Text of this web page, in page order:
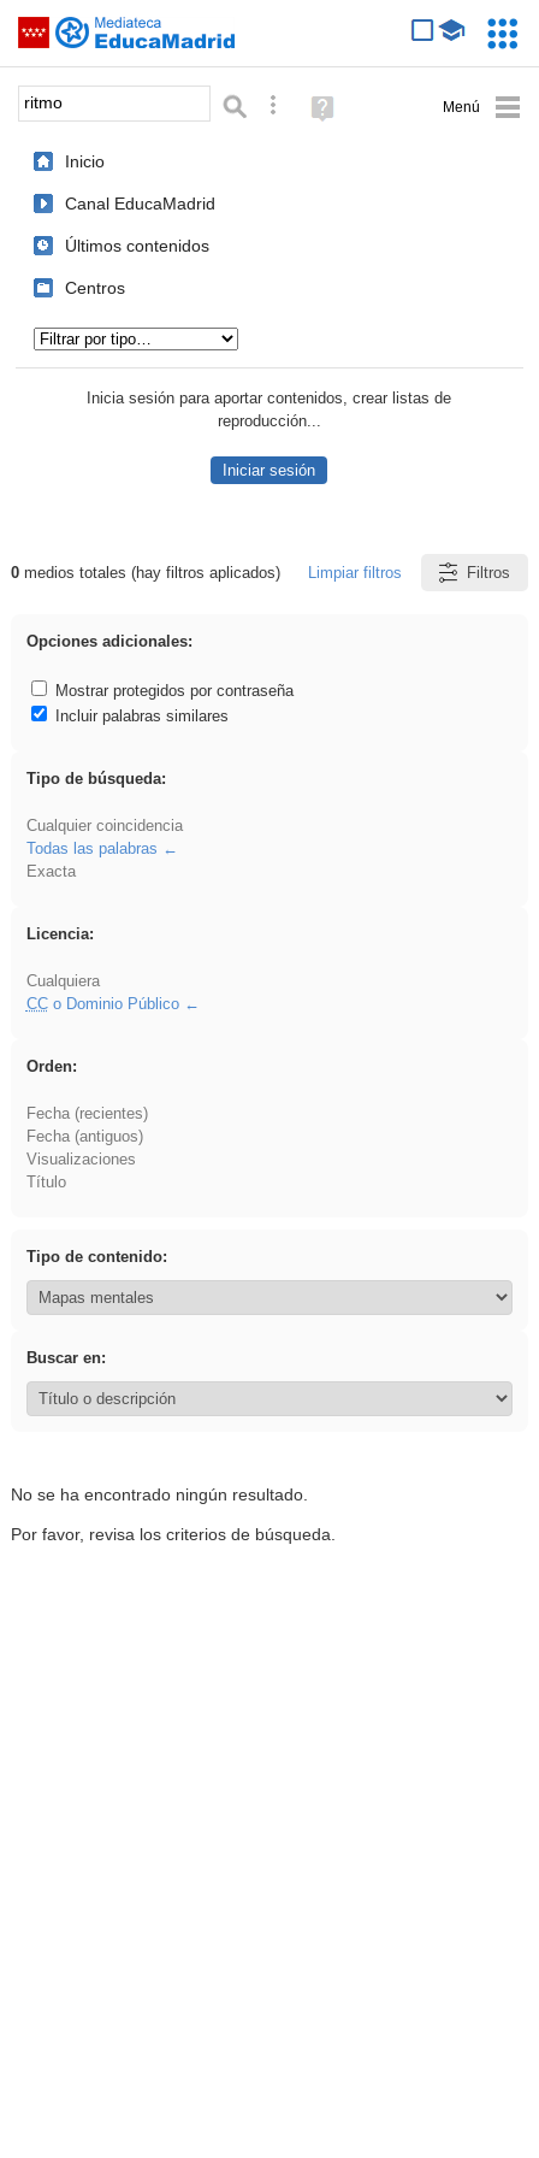
Saltar navegación
Palabra o frase: Búsqueda avanzada
Ayuda
(en
Inicio
Canal EducaMadrid
Últimos contenidos
Centros
Inicia sesión para aportar contenidos, crear listas de
reproducción...
Iniciar sesión
Resultados de: ritmo
0medios totales (hay filtros aplicados) Limpiar filtros Filtros
Opciones adicionales:
Mostrar protegidos por contraseña
Incluir palabras similares
Tipo de búsqueda:
Cualquier coincidencia
Todas las palabras
Exacta
Licencia:
Cualquiera
CCo Dominio Público
Orden:
Fecha (recientes)
Fecha (antiguos)
Visualizaciones
Título
Tipo de contenido:
Buscar en:
No se ha encontrado ningún resultado.
Por favor, revisa los criterios de búsqueda.